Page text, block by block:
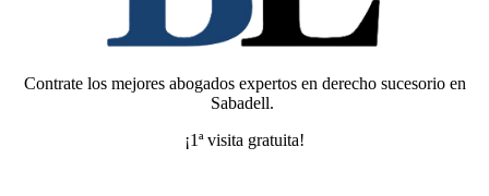
Contrate los mejores abogados expertos en derecho sucesorio en
Sabadell.
¡1ª visita gratuita!